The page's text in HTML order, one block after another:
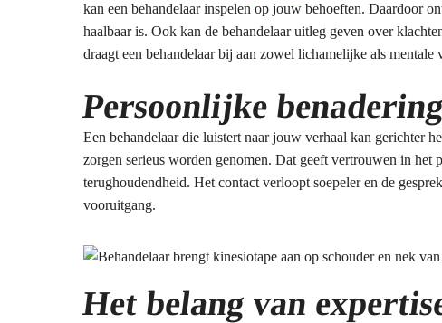
kan een behandelaar inspelen op jouw behoeften. Daardoor
haalbaar is. Ook kan de behandelaar uitleg geven over
draagt een behandelaar bij aan zowel lichamelijke als mentale
Persoonlijke
Een behandelaar die luistert naar jouw verhaal kan gerichter
zorgen serieus worden genomen. Dat geeft vertrouwen in
terughoudendheid. Het contact verloopt soepeler en de
vooruitgang.
Het belang van